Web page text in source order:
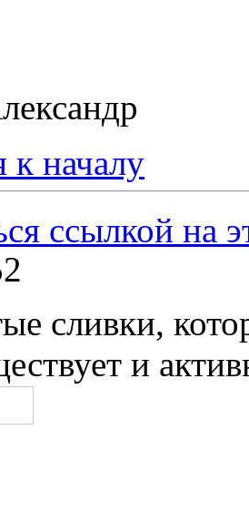
к началу
сливки,
и